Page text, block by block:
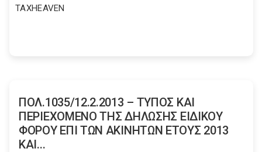
TAXHEAVEN
ΠΟΛ.1035/12.2.2013 – ΤΥΠΟΣ ΚΑΙ
ΠΕΡΙΕΧΟΜΕΝΟ ΤΗΣ ΔΗΛΩΣΗΣ ΕΙΔΙΚΟΥ
ΦΟΡΟΥ ΕΠΙ ΤΩΝ ΑΚΙΝΗΤΩΝ ΕΤΟΥΣ 2013
ΚΑΙ...